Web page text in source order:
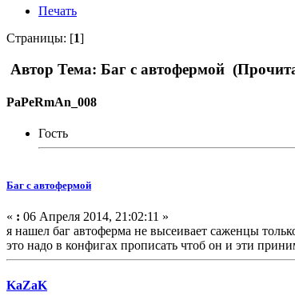
Печать
Страницы: [1]
Автор Тема: Баг с автофермой
PaPeRmAn_008
Гость
Баг с автофермой
« : 06 Апреля 2014, 21:02:11 »
я нашел баг автоферма не высеивает саженцы
это надо в конфигах прописать чтоб он и эти
KaZaK